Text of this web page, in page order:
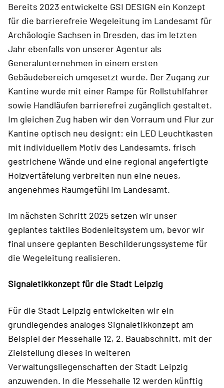
Bereits 2023 entwickelte GSI DESIGN ein Konzept
für die barrierefreie Wegeleitung im Landesamt für
Archäologie Sachsen in Dresden, das im letzten
Jahr ebenfalls von unserer Agentur als
Generalunternehmen in einem ersten
Gebäudebereich umgesetzt wurde. Der Zugang zur
Kantine wurde mit einer Rampe für Rollstuhlfahrer
sowie Handläufen barrierefrei zugänglich gestaltet.
Im gleichen Zug haben wir den Vorraum und Flur zur
Kantine optisch neu designt: ein LED Leuchtkasten
mit individuellem Motiv des Landesamts, frisch
gestrichene Wände und eine regional angefertigte
Holzvertäfelung verbreiten nun eine neues,
angenehmes Raumgefühl im Landesamt.
Im nächsten Schritt 2025 setzen wir unser
geplantes taktiles Bodenleitsystem um, bevor wir
final unsere geplanten Beschilderungssysteme für
die Wegeleitung realisieren.
Signaletikkonzept für die Stadt Leipzig
Für die Stadt Leipzig entwickelten wir ein
grundlegendes analoges Signaletikkonzept am
Beispiel der Messehalle 12, 2. Bauabschnitt, mit der
Zielstellung dieses in weiteren
Verwaltungsliegenschaften der Stadt Leipzig
anzuwenden. In die Messehalle 12 werden künftig